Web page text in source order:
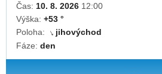
Čas: 10. 8. 2026 12:00
Výška: +53 °
Poloha:
↓ jihovýchod
Fáze: den